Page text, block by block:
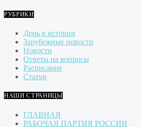
РУБРИКИ
День в истории
Зарубежные новости
Новости
Ответы на вопросы
Расписание
Статьи
НАШИ СТРАНИЦЫ
ГЛАВНАЯ
РАБОЧАЯ ПАРТИЯ РОССИИ